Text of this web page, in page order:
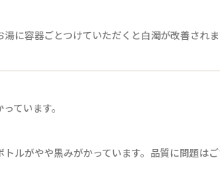
に容器ごとつけていただくと白濁が改善されま
ています。
ルがやや黒みがかっています。品質に問題は